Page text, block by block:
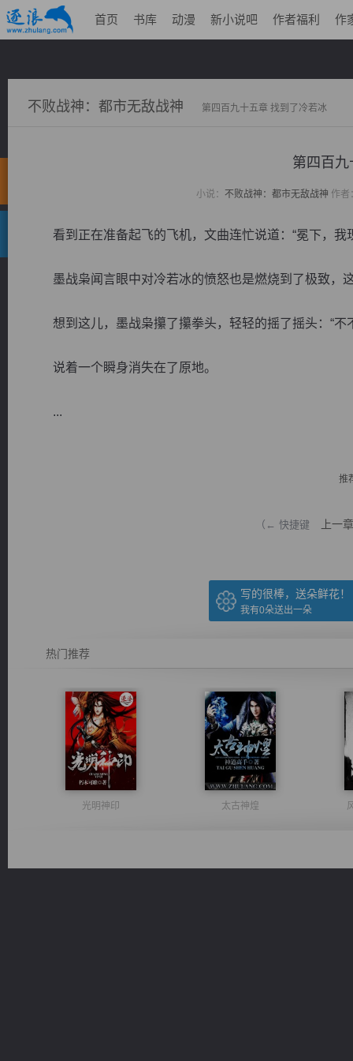
首页 书库 动漫 新小说吧 作者福利 作
不败战神：都市无敌战神 第四百九十五章 找到了冷若冰
第四百
小说： 不败战神：都市无敌战神 作者
看到正在准备起飞的飞机，文曲连忙说道：“冕下，我
墨战枭闻言眼中对冷若冰的愤怒也是燃烧到了极致，
想到这儿，墨战枭攥了攥拳头，轻轻的摇了摇头：“不
说着一个瞬身消失在了原地。
...
推
（← 快捷键 上一章
写的很棒，送朵鲜花！
我有0朵送出一朵
热门推荐
光明神印 太古神煌